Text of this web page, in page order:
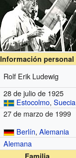
Información personal
Rolf Erik Ludewig
28 de julio de 1925
Estocolmo,Suecia
27 de marzo de 1999
Berlín,Alemania
Alemana
Familia